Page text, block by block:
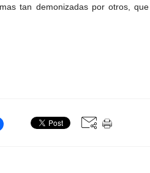
tan demonizadas por otros,